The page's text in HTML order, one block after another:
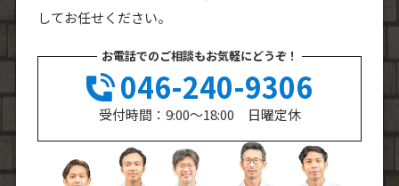
してお任せください。
お電話でのご相談もお気軽にどうぞ！
046-240-9306
受付時間：9:00～18:00 日曜定休